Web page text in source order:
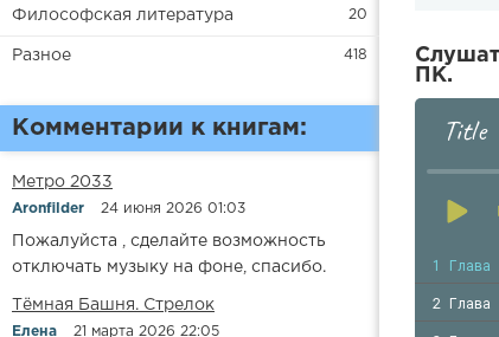
Философская литература 20
Разное 418
Комментарии к книгам:
Метро 2033
Aronfilder 24 июня 2026 01:03
Пожалуйста , сделайте возможность
отключать музыку на фоне, спасибо.
​​Тёмная Башня. Стрелок
Елена 21 марта 2026 22:05
ПК.
Title
1 Глава
2 Глава